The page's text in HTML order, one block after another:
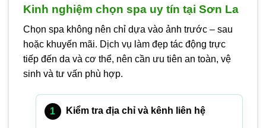
Kinh nghiệm chọn spa uy tín tại Sơn La
Chọn spa không nên chỉ dựa vào ảnh trước – sau
hoặc khuyến mãi. Dịch vụ làm đẹp tác động trực
tiếp đến da và cơ thể, nên cần ưu tiên an toàn, vệ
sinh và tư vấn phù hợp.
Kiểm tra địa chỉ và kênh liên hệ